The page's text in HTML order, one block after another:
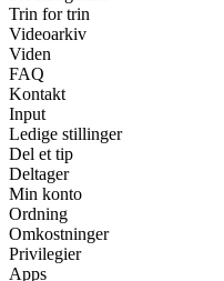
Trin for trin
Videoarkiv
Viden
FAQ
Kontakt
Input
Ledige stillinger
Del et tip
Deltager
Min konto
Ordning
Omkostninger
Privilegier
Apps